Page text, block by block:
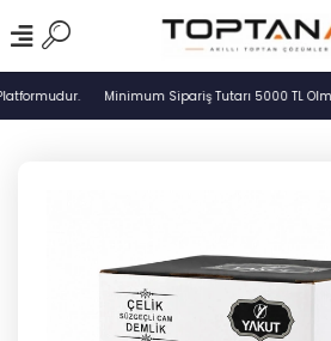
Minimum Sipariş Tutarı 5000 TL